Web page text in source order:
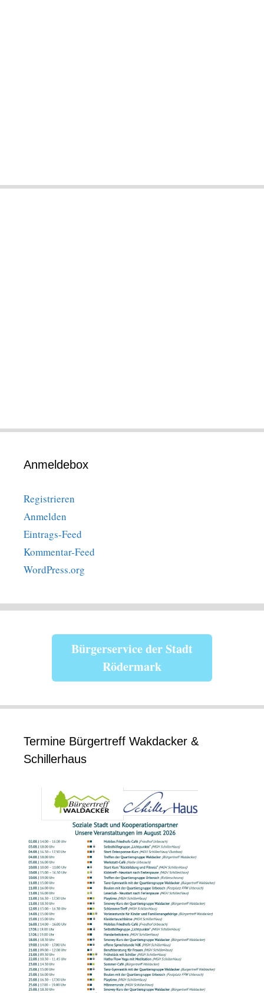
Anmeldebox
Registrieren
Anmelden
Eintrags-Feed
Kommentar-Feed
WordPress.org
Bürgerservice der Stadt
Rödermark
Termine Bürgertreff Wakdacker &
Schillerhaus